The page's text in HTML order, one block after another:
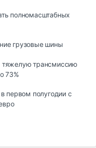
полномасштабных
грузовые шины
тяжелую трансмиссию
73%
первом полугодии с